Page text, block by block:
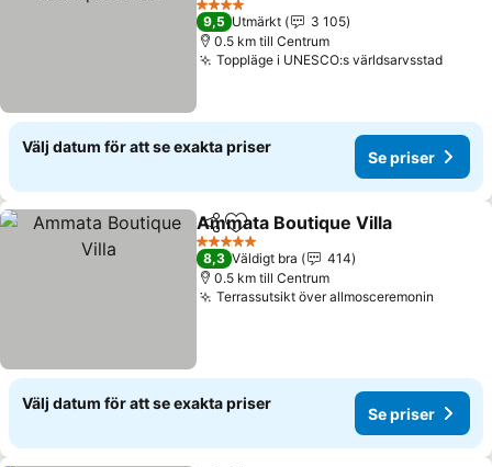
4 Stjärnor
9,5 Utmärkt
3 105
0.5 km till Centrum
Toppläge i UNESCO:s världsarvsstad
Välj datum för att se exakta priser
Se priser
Dela Lägg till i Mina Favoriter
Ammata Boutique Villa
5 Stjärnor
8,3 Väldigt bra
414
0.5 km till Centrum
Terrassutsikt över allmosceremonin
Välj datum för att se exakta priser
Se priser